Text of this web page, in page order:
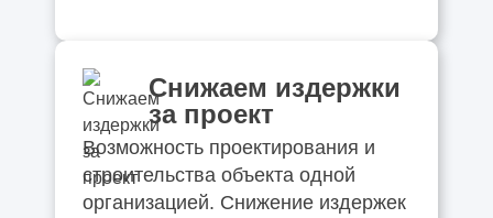
Снижаем издержки
за проект
Возможность проектирования и
строительства объекта одной
организацией. Снижение издержек